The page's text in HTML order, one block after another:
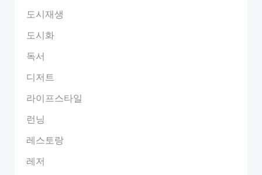
도시재생
도시화
독서
디저트
라이프스타일
런닝
레스토랑
레저